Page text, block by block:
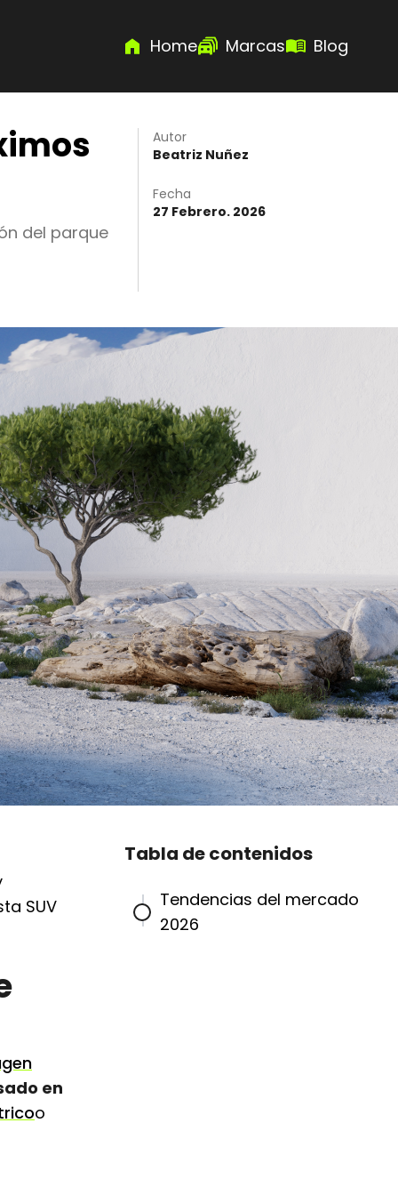
Home Marcas Blog
del parque
Autor
Beatriz Nuñez
Fecha
27 Febrero. 2026
Tabla de contenidos
Tendencias del mercado
2026
SUV
en
o